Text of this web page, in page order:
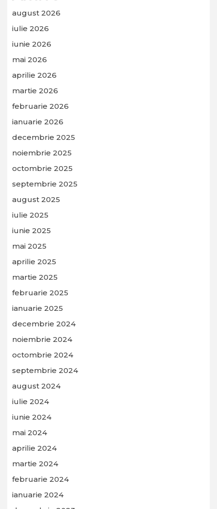
august 2026
iulie 2026
iunie 2026
mai 2026
aprilie 2026
martie 2026
februarie 2026
ianuarie 2026
decembrie 2025
noiembrie 2025
octombrie 2025
septembrie 2025
august 2025
iulie 2025
iunie 2025
mai 2025
aprilie 2025
martie 2025
februarie 2025
ianuarie 2025
decembrie 2024
noiembrie 2024
octombrie 2024
septembrie 2024
august 2024
iulie 2024
iunie 2024
mai 2024
aprilie 2024
martie 2024
februarie 2024
ianuarie 2024